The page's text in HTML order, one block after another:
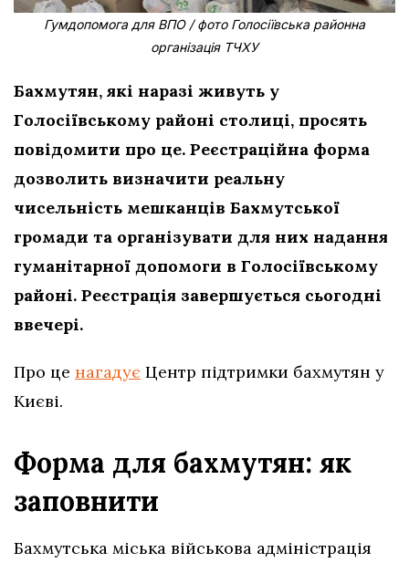
Гумдопомога для ВПО / фото Голосіївська районна
організація ТЧХУ
Бахмутян, які наразі живуть у
Голосіївському районі столиці, просять
повідомити про це. Реєстраційна форма
дозволить визначити реальну
чисельність мешканців Бахмутської
громади та організувати для них надання
гуманітарної допомоги в Голосіївському
районі. Реєстрація завершується сьогодні
ввечері.
Про це нагадує Центр підтримки бахмутян у
Києві.
Форма для бахмутян: як
заповнити
Бахмутська міська військова адміністрація